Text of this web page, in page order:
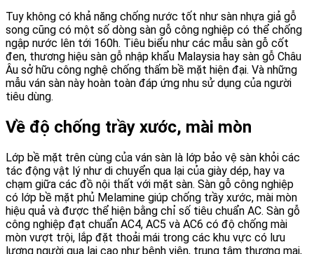
Tuy không có khả năng chống nước tốt như sàn nhựa giả gỗ
song cũng có một số dòng sàn gỗ công nghiệp có thể chống
ngập nước lên tới 160h. Tiêu biểu như các mẫu sàn gỗ cốt
đen, thương hiệu sàn gỗ nhập khẩu Malaysia hay sàn gỗ Châu
Âu sở hữu công nghệ chống thấm bề mặt hiện đại. Và những
mẫu ván sàn này hoàn toàn đáp ứng nhu sử dụng của người
tiêu dùng.
Về độ chống trầy xước, mài mòn
Lớp bề mặt trên cùng của ván sàn là lớp bảo vệ sàn khỏi các
tác động vật lý như di chuyển qua lại của giày dép, hay va
chạm giữa các đồ nội thất với mặt sàn. Sàn gỗ công nghiệp
có lớp bề mặt phủ Melamine giúp chống trầy xước, mài mòn
hiệu quả và được thể hiện bằng chỉ số tiêu chuẩn AC. Sàn gỗ
công nghiệp đạt chuẩn AC4, AC5 và AC6 có độ chống mài
mòn vượt trội, lắp đặt thoải mái trong các khu vực có lưu
lượng người qua lại cao như bệnh viện, trung tâm thương mại,